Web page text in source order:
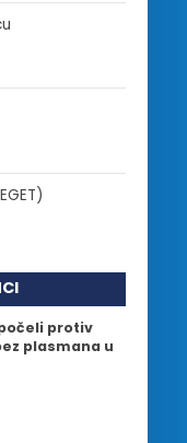
protiv
plasmana u